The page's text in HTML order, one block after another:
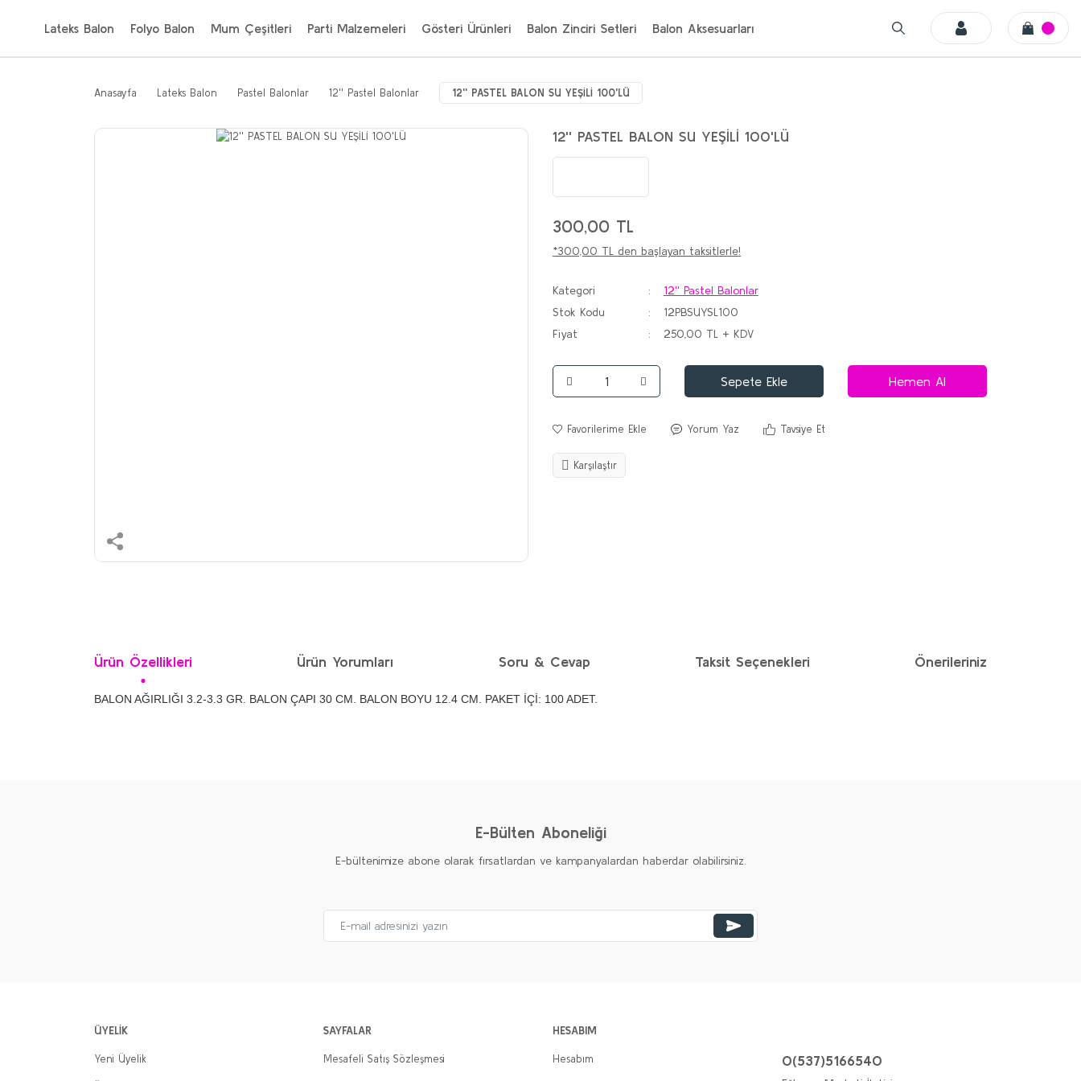
Lateks Balon Folyo Balon Mum Çeşitleri Parti Malzemeleri Gösteri Ürünleri Balon Zinciri Setleri Balon Aksesuarları
Anasayfa Lateks Balon Pastel Balonlar 12'' Pastel Balonlar 12'' PASTEL BALON SU YEŞİLİ 100'LÜ
12'' PASTEL BALON SU YEŞİLİ 100'LÜ
300,00 TL
*300,00 TL den başlayan taksitlerle!
Kategori
12'' Pastel Balonlar
Stok Kodu
12PBSUYSL100
Fiyat
250,00 TL + KDV
Sepete Ekle Hemen Al
Yorum Yaz Tavsiye Et
Karşılaştır
Ürün Özellikleri Ürün Yorumları Soru & Cevap Taksit Seçenekleri Önerileriniz
BALON AĞIRLIĞI 3.2-3.3 GR. BALON ÇAPI 30 CM. BALON BOYU 12.4 CM. PAKET İÇİ: 100 ADET.
E-Bülten Aboneliği
E-bültenimize abone olarak fırsatlardan ve kampanyalardan haberdar olabilirsiniz.
ÜYELİK
Yeni Üyelik
SAYFALAR
Mesafeli Satış Sözleşmesi
HESABIM
Hesabım 0(537)5166540